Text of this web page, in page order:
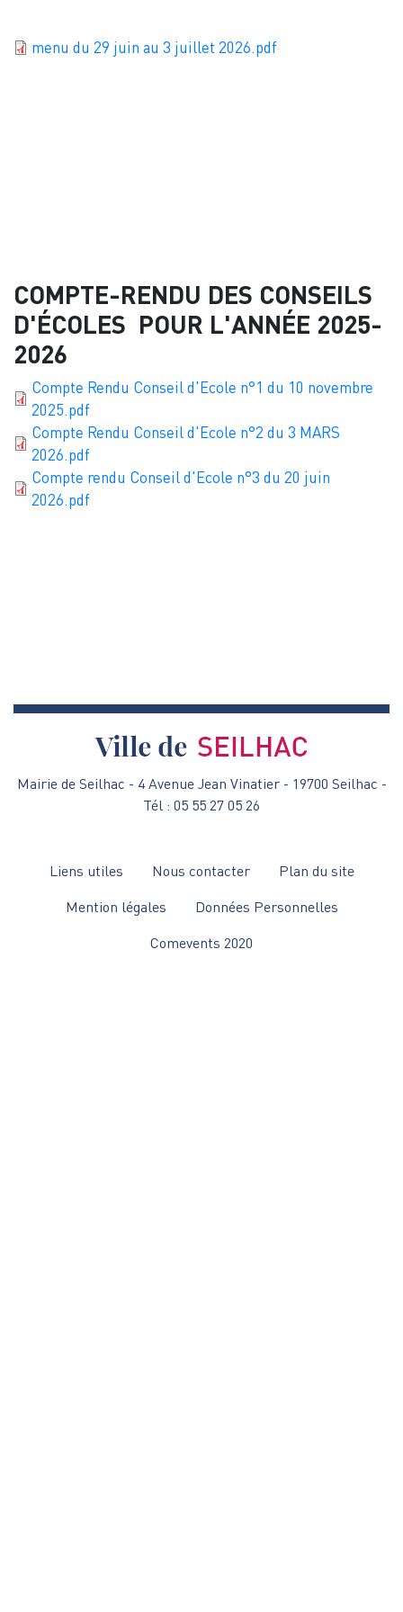
Document
menu du 29 juin au 3 juillet 2026.pdf
COMPTE-RENDU DES CONSEILS
D'ÉCOLES POUR L'ANNÉE 2025-
2026
Document
Compte Rendu Conseil d'Ecole n°1 du 10 novembre
2025.pdf
Document
Compte Rendu Conseil d'Ecole n°2 du 3 MARS
2026.pdf
Document
Compte rendu Conseil d'Ecole n°3 du 20 juin
2026.pdf
Mairie de Seilhac - 4 Avenue Jean Vinatier - 19700 Seilhac -
Tél : 05 55 27 05 26
Menu
Liens utiles Nous contacter
Plan du site
Mention légales
Données Personnelles
Comevents 2020